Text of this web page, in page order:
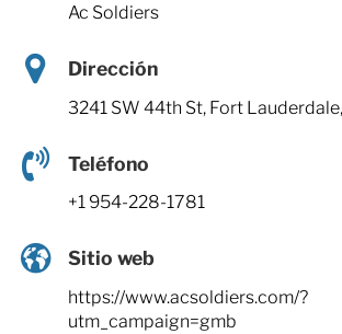
Ac Soldiers
Dirección
3241 SW 44th St, Fort
Teléfono
+1 954-228-1781
Sitio web
https://www.acsoldiers.com/?
utm_campaign=gmb